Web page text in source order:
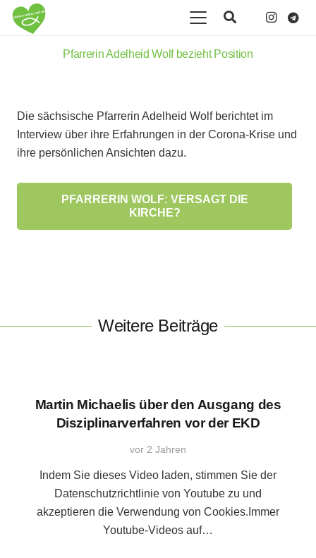
Pfarrerin Adelheid Wolf bezieht Position
Die sächsische Pfarrerin Adelheid Wolf berichtet im
Interview über ihre Erfahrungen in der Corona-Krise und
ihre persönlichen Ansichten dazu.
PFARRERIN WOLF: VERSAGT DIE
KIRCHE?
Weitere Beiträge
Martin Michaelis über den Ausgang des
Disziplinarverfahren vor der EKD
vor 2 Jahren
Indem Sie dieses Video laden, stimmen Sie der
Datenschutzrichtlinie von Youtube zu und
akzeptieren die Verwendung von Cookies.Immer
Youtube-Videos auf…